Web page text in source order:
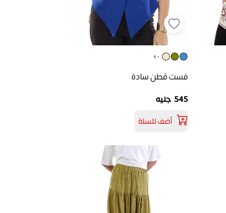
+ 6
فست قطن سادة
545 جنيه
أضف للسلة